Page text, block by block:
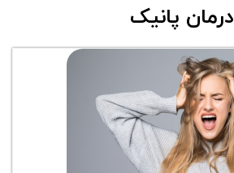
درمان پانیک